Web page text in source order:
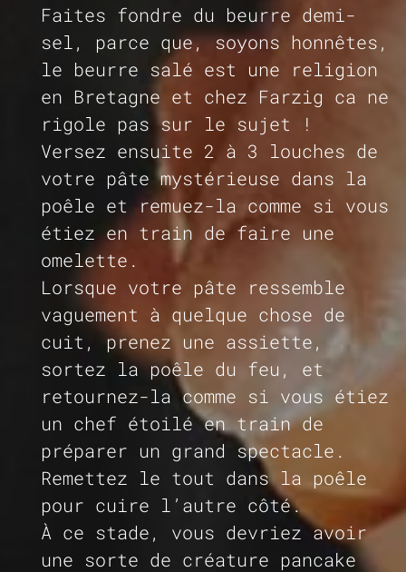
Faites fondre du beurre demi-
sel, parce que, soyons honnêtes,
le beurre salé est une religion
en Bretagne et chez Farzig ca ne
rigole pas sur le sujet !
Versez ensuite 2 à 3 louches de
votre pâte mystérieuse dans la
poêle et remuez-la comme si vous
étiez en train de faire une
omelette.
Lorsque votre pâte ressemble
vaguement à quelque chose de
cuit, prenez une assiette,
sortez la poêle du feu, et
retournez-la comme si vous étiez
un chef étoilé en train de
préparer un grand spectacle.
Remettez le tout dans la poêle
pour cuire l’autre côté.
À ce stade, vous devriez avoir
une sorte de créature pancake